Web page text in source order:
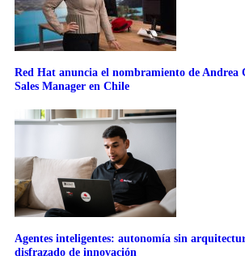
Red Hat anuncia el nombramiento de Andrea
Sales Manager en Chile
Agentes inteligentes: autonomía sin
disfrazado de innovación